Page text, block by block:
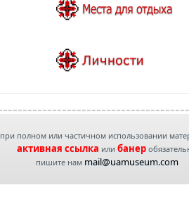
при полном или частичном использовании
активная ссылка или банер
пишите нам mail@uamuseum.com